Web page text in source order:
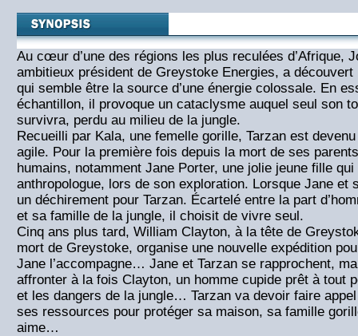
Au cœur d’une des régions les plus reculées d’Afrique,
ambitieux président de Greystoke Energies, a découvert
qui semble être la source d’une énergie colossale. En
échantillon, il provoque un cataclysme auquel seul son
survivra, perdu au milieu de la jungle.
Recueilli par Kala, une femelle gorille, Tarzan est
agile. Pour la première fois depuis la mort de ses
humains, notamment Jane Porter, une jolie jeune fille
anthropologue, lors de son exploration. Lorsque Jane et
un déchirement pour Tarzan. Écartelé entre la part
et sa famille de la jungle, il choisit de vivre seul.
Cinq ans plus tard, William Clayton, à la tête de
mort de Greystoke, organise une nouvelle expédition
Jane l’accompagne… Jane et Tarzan se rapprochent,
affronter à la fois Clayton, un homme cupide prêt à tout
et les dangers de la jungle… Tarzan va devoir faire
ses ressources pour protéger sa maison, sa famille
aime…